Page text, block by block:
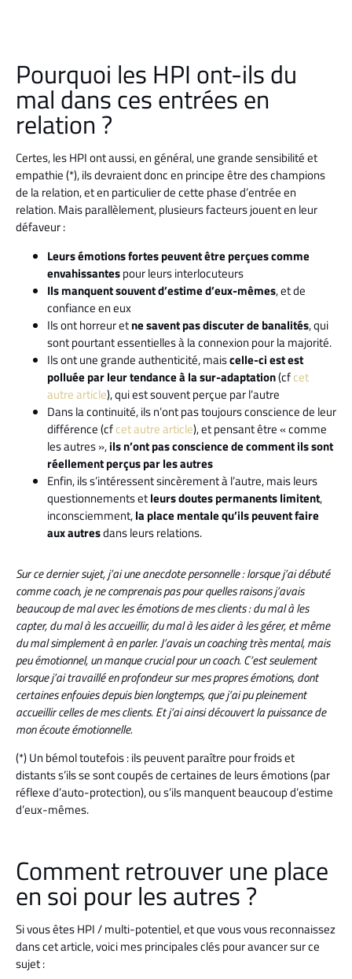
Pourquoi les HPI ont-ils du
mal dans ces entrées en
relation ?
Certes, les HPI ont aussi, en général, une grande sensibilité et
empathie (*), ils devraient donc en principe être des champions
de la relation, et en particulier de cette phase d’entrée en
relation. Mais parallèlement, plusieurs facteurs jouent en leur
défaveur :
Leurs émotions fortes peuvent être perçues comme
envahissantespour leurs interlocuteurs
Ils manquent souvent d’estime d’eux-mêmes, et de
confiance en eux
Ils ont horreur etne savent pas discuter de banalités, qui
sont pourtant essentielles à la connexion pour la majorité.
Ils ont une grande authenticité, maiscelle-ci est est
polluée par leur tendance à la sur-adaptation(cfcet
autre article), qui est souvent perçue par l’autre
Dans la continuité, ils n’ont pas toujours conscience de leur
différence (cfcet autre article), et pensant être « comme
les autres »,ils n’ont pas conscience de comment ils sont
réellement perçus par les autres
Enfin, ils s’intéressent sincèrement à l’autre, mais leurs
questionnements etleurs doutes permanents limitent,
inconsciemment,la place mentale qu’ils peuvent faire
aux autresdans leurs relations.
Sur ce dernier sujet, j’ai une anecdote personnelle : lorsque j’ai débuté
comme coach, je ne comprenais pas pour quelles raisons j’avais
beaucoup de mal avec les émotions de mes clients : du mal à les
capter, du mal à les accueillir, du mal à les aider à les gérer, et même
du mal simplement à en parler. J’avais un coaching très mental, mais
peu émotionnel, un manque crucial pour un coach. C’est seulement
lorsque j’ai travaillé en profondeur sur mes propres émotions, dont
certaines enfouies depuis bien longtemps, que j’ai pu pleinement
accueillir celles de mes clients. Et j’ai ainsi découvert la puissance de
mon écoute émotionnelle.
(*) Un bémol toutefois : ils peuvent paraître pour froids et
distants s’ils se sont coupés de certaines de leurs émotions (par
réflexe d’auto-protection), ou s’ils manquent beaucoup d’estime
d’eux-mêmes.
Comment retrouver une place
en soi pour les autres ?
Si vous êtes HPI / multi-potentiel, et que vous vous reconnaissez
dans cet article, voici mes principales clés pour avancer sur ce
sujet :